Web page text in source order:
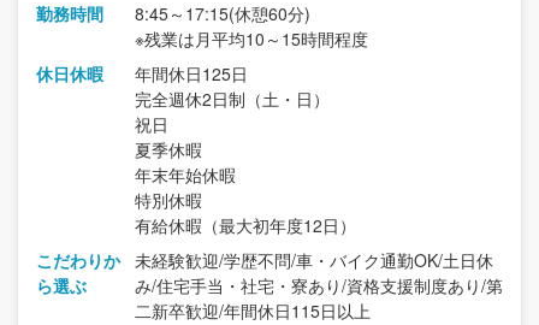
勤務時間
8:45～17:15(休憩60分)
※残業は月平均10～15時間程度
休日休暇
年間休日125日
完全週休2日制（土・日）
祝日
夏季休暇
年末年始休暇
特別休暇
有給休暇（最大初年度12日）
こだわりか
ら選ぶ
未経験歓迎/学歴不問/車・バイク通勤OK/土日休
み/住宅手当・社宅・寮あり/資格支援制度あり/第
二新卒歓迎/年間休日115日以上